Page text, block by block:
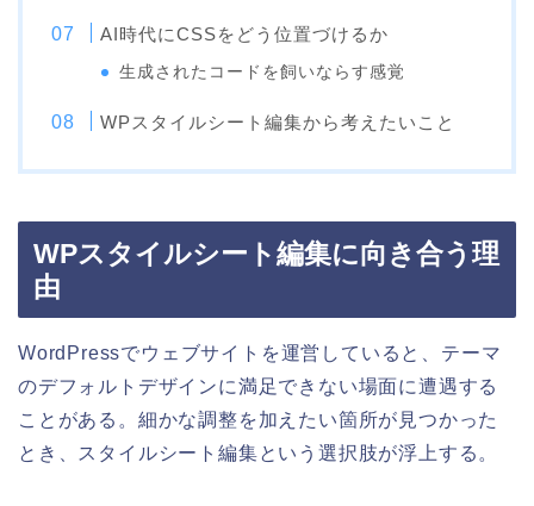
AI時代にCSSをどう位置づけるか
生成されたコードを飼いならす感覚
WPスタイルシート編集から考えたいこと
WPスタイルシート編集に向き合う理
由
WordPressでウェブサイトを運営していると、テーマ
のデフォルトデザインに満足できない場面に遭遇する
ことがある。細かな調整を加えたい箇所が見つかった
とき、スタイルシート編集という選択肢が浮上する。